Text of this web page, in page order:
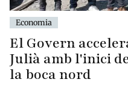
Economia
El Govern
Julià amb l'inici
la boca nord